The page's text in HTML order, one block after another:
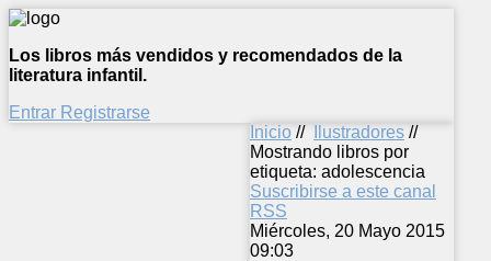
Los libros más vendidos y recomendados de la
literatura infantil.
Entrar Registrarse
Inicio // Ilustradores //
Mostrando libros por
etiqueta: adolescencia
Suscribirse a este canal
RSS
Miércoles, 20 Mayo 2015
09:03